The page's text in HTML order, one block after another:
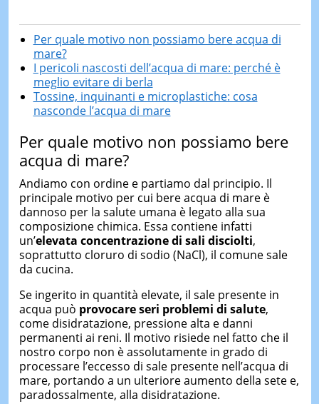
Per quale motivo non possiamo bere acqua di
mare?
I pericoli nascosti dell’acqua di mare: perché è
meglio evitare di berla
Tossine, inquinanti e microplastiche: cosa
nasconde l’acqua di mare
Per quale motivo non possiamo bere
acqua di mare?
Andiamo con ordine e partiamo dal principio. Il
principale motivo per cui bere acqua di mare è
dannoso per la salute umana è legato alla sua
composizione chimica. Essa contiene infatti
un’elevata concentrazione di sali disciolti,
soprattutto cloruro di sodio (NaCl), il comune sale
da cucina.
Se ingerito in quantità elevate, il sale presente in
acqua può provocare seri problemi di salute,
come disidratazione, pressione alta e danni
permanenti ai reni. Il motivo risiede nel fatto che il
nostro corpo non è assolutamente in grado di
processare l’eccesso di sale presente nell’acqua di
mare, portando a un ulteriore aumento della sete e,
paradossalmente, alla disidratazione.